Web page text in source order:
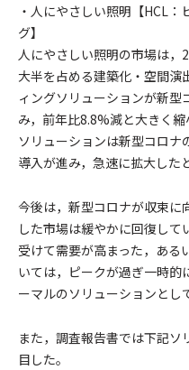
・人にやさしい照明【HCL
グ】
人にやさしい照明の市場は
大半を占める建築化・空間演
ィングソリューションが新
み，前年比8.8%減と大きく
ソリューションは新型コロ
導入が進み，急速に拡大した
今後は，新型コロナが収束に
した市場は緩やかに回復し
受けて需要が高まった，ある
いては，ピークが過ぎ一時的
ーマルのソリューションとし
また，調査報告書では下記
目した。